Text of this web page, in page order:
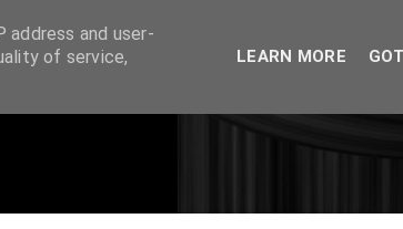
and user-
of service,
LEARN MORE